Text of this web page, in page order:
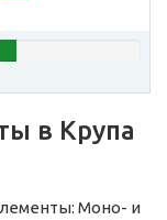
в Крупа
Моно- и